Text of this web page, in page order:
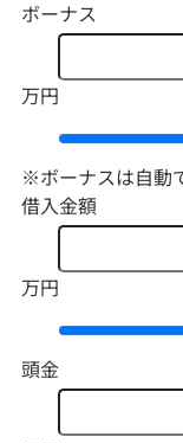
ボーナス
万円
※ボーナスは自動
借入金額
万円
頭金